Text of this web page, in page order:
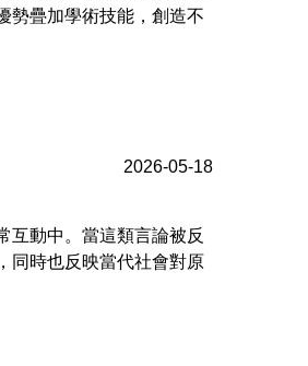
勢疊加學術技能，創造不
2026-05-18
互動中。當這類言論被反
同時也反映當代社會對原